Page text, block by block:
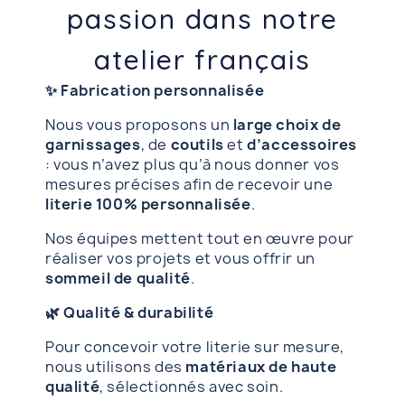
passion dans notre
atelier français
✨ Fabrication personnalisée
Nous vous proposons un large choix de
garnissages, de coutilsetd’accessoires
: vous n’avez plus qu’à nous donner vos
mesures précises afin de recevoir une
literie 100% personnalisée.
Nos équipes mettent tout en œuvre pour
réaliser vos projets et vous offrir un
sommeil de qualité.
🌿 Qualité & durabilité
Pour concevoir votre literie sur mesure,
nous utilisons des matériaux de haute
qualité, sélectionnés avec soin.